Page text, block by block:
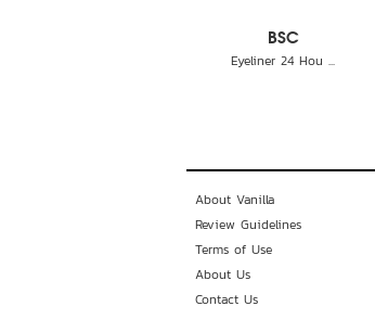
BSC
Eyeliner 24 Hou ...
About Vanilla
Review Guidelines
Terms of Use
About Us
Contact Us